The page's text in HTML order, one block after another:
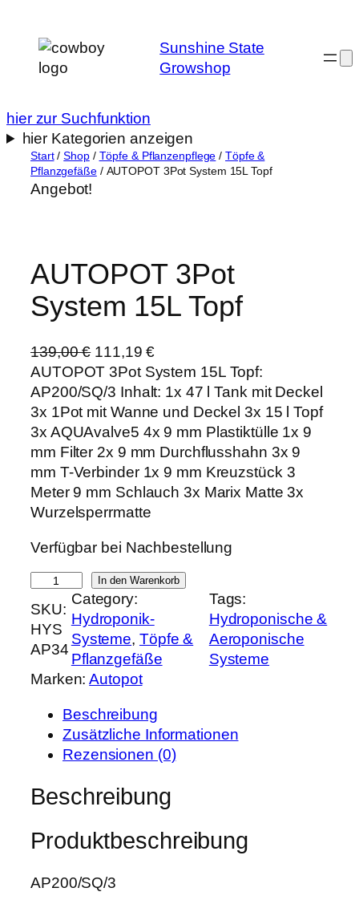
Inhalt
springen
Sunshine State
Growshop
hier zur Suchfunktion
hier Kategorien anzeigen
Start/Shop/ Töpfe & Pflanzenpflege /Töpfe &
Pflanzgefäße/ AUTOPOT 3Pot System 15L Topf
Angebot!
AUTOPOT 3Pot
System 15L Topf
139,00€ U
r
s
p
r
ü
n
g
l
c
h
e
r
P
r
e
s
w
a
:
3
9
0
111,19€A
k
t
u
e
l
l
e
r
e
i
i
s
1
1
1
1
9
€
AUTOPOT 3Pot System 15L Topf:
AP200/SQ/3 Inhalt: 1x 47 l Tank mit Deckel
3x 1Pot mit Wanne und Deckel 3x 15 l Topf
3x AQUAvalve5 4x 9 mm Plastiktülle 1x 9
mm Filter 2x 9 mm Durchflusshahn 3x 9
mm T-Verbinder 1x 9 mm Kreuzstück 3
Meter 9 mm Schlauch 3x Marix Matte 3x
Wurzelsperrmatte
Verfügbar bei Nachbestellung
U
T
O
O
S
s
e
In den Warenkorb
SKU:
HYS
AP34
Category:
Hydroponik-
Systeme, Töpfe &
Pflanzgefäße
Tags:
Hydroponische &
Aeroponische
Systeme
Marken:Autopot
Beschreibung
Zusätzliche Informationen
Rezensionen (0)
Beschreibung
Produktbeschreibung
AP200/SQ/3